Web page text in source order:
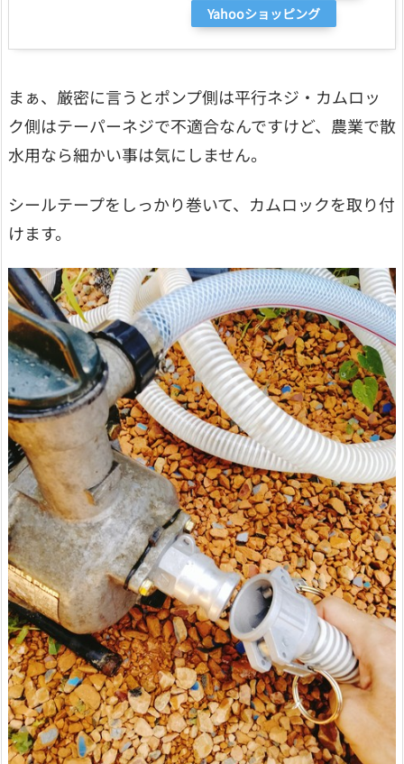
Yahooショッピング
まぁ、厳密に言うとポンプ側は平行ネジ・カムロッ
ク側はテーパーネジで不適合なんですけど、農業で散
水用なら細かい事は気にしません。
シールテープをしっかり巻いて、カムロックを取り付
けます。